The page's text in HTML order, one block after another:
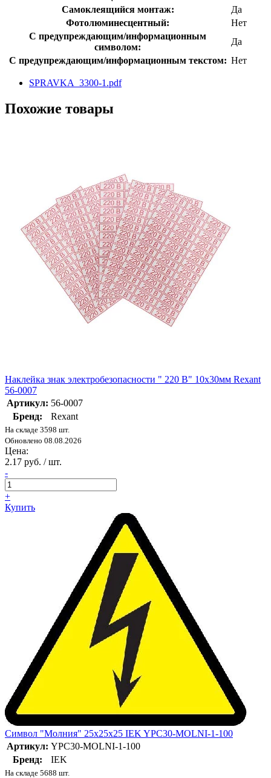
Самоклеящийся монтаж:
Да
Фотолюминесцентный:
Нет
С предупреждающим/информационным
символом:
Да
С предупреждающим/информационным текстом: Нет
SPRAVKA_3300-1.pdf
Похожие товары
Наклейка знак электробезопасности " 220 В" 10х30мм Rexant
56-0007
Артикул: 56-0007
Бренд:
Rexant
На складе 3598 шт.
Обновлено 08.08.2026
Цена:
2.17 руб. / шт.
-
+
Купить
Символ "Молния" 25х25х25 IEK YPC30-MOLNI-1-100
Артикул: YPC30-MOLNI-1-100
Бренд:
IEK
На складе 5688 шт.